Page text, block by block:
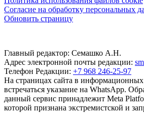
Согласие на обработку персональных
Обновить страницу
Главный редактор: Семашко А.Н.
Адрес электронной почты редакции:
Телефон Редакции: +7 968 246-25-97
На страницах сайта в
встречаться указание на WhatsApp.
данный сервис принадлежит Meta
которой признана экстремистской и